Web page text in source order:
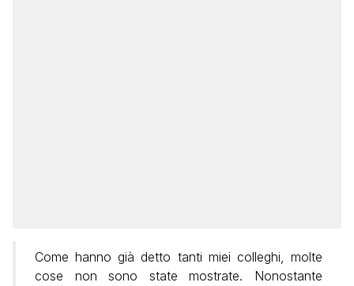
Come hanno già detto tanti miei colleghi, molte
cose non sono state mostrate. Nonostante